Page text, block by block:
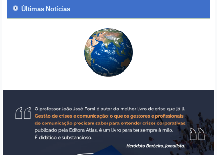
Últimas Notícias